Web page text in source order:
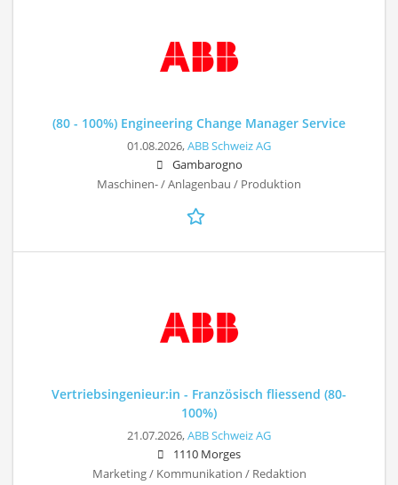
(80 - 100%) Engineering Change Manager Service
01.08.2026,ABB Schweiz AG
Gambarogno
Maschinen- / Anlagenbau / Produktion
Vertriebsingenieur:in - Französisch fliessend (80-
100%)
21.07.2026,ABB Schweiz AG
1110 Morges
Marketing / Kommunikation / Redaktion